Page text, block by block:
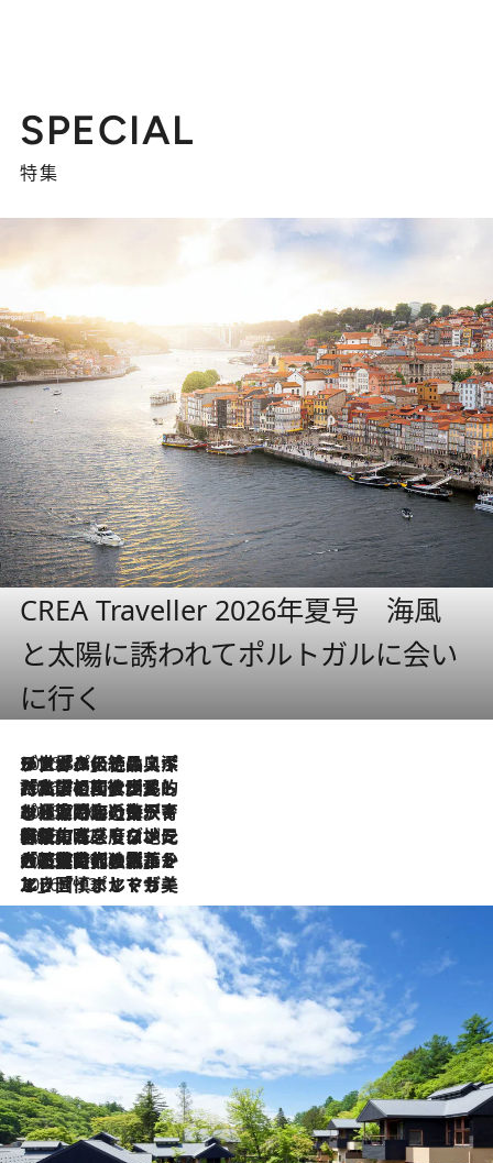
SPECIAL
特集
CREA Traveller 2026年夏号 海風
と太陽に誘われてポルトガルに会い
に行く
2026.8.8
リスボンの絶品スイーツ「パステル・デ・ナタ」とは？ポルトガル伝統の奥深い世界へ
2026.7.27
「私の祖国はポルトガル語です」国民的詩人フェルナンド・ペソアと、彼が愛した文学の街を歩く
2026.7.26
ポルトガル近海が育む極上の海の幸。キリリと冷えた白ワインと愉しむ、シーフード専門店の贅沢
2026.7.22
伝統の味をモダンに昇華。高感度な地元客が集う、リスボンの最旬ガストロノミー
2026.7.21
大航海時代の栄華から、震災、独裁、そして革命へ。ポルトガル・首都リスボンの石畳に刻まれた「歴史の光と影」
2026.7.13
エッセイ・ヤマザキマリ「慎ましくも美しき国 ポルトガル」